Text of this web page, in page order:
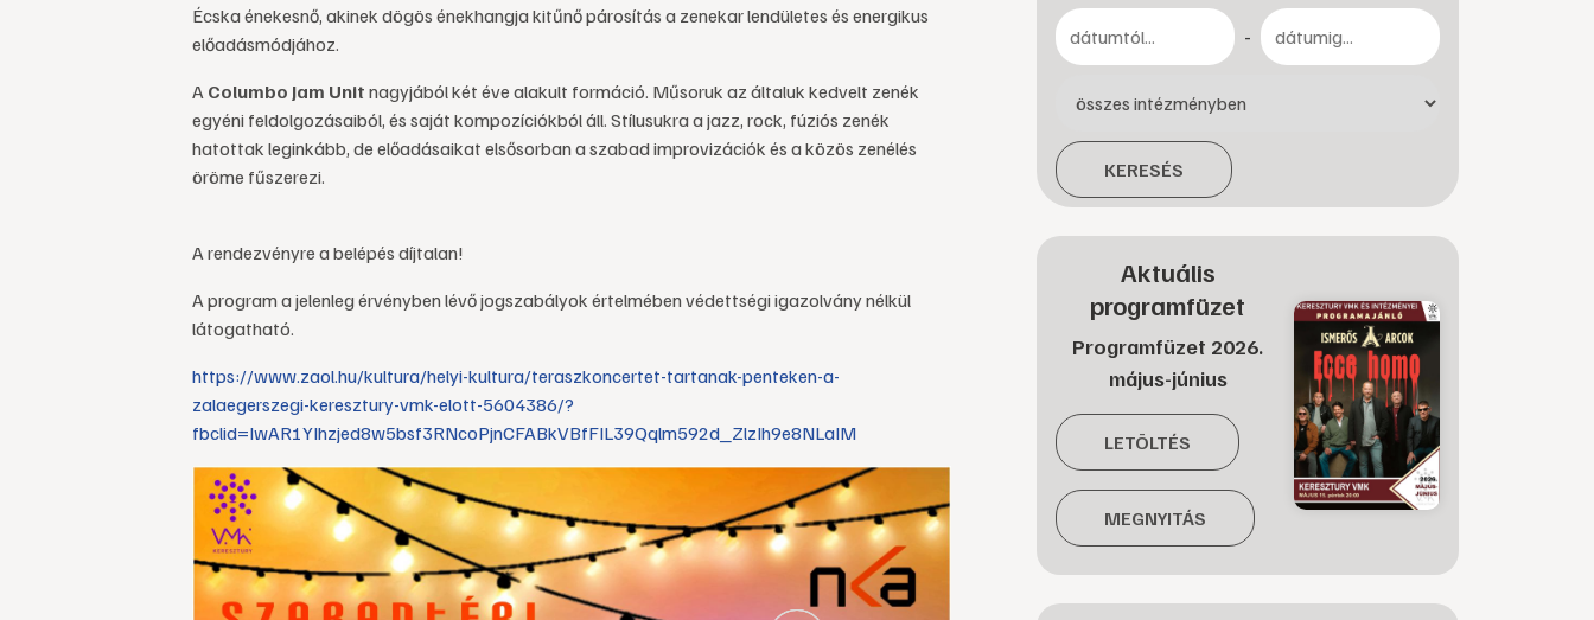
Écska énekesnő, akinek dögös énekhangja kitűnő párosítás a zenekar lendületes és energikus
előadásmódjához.
A Columbo Jam Unit nagyjából két éve alakult formáció. Műsoruk az általuk kedvelt zenék
egyéni feldolgozásaiból, és saját kompozíciókból áll. Stílusukra a jazz, rock, fúziós zenék
hatottak leginkább, de előadásaikat elsősorban a szabad improvizációk és a közös zenélés
öröme fűszerezi.
A rendezvényre a belépés díjtalan!
A program a jelenleg érvényben lévő jogszabályok értelmében védettségi igazolvány nélkül
látogatható.
https://www.zaol.hu/kultura/helyi-kultura/teraszkoncertet-tartanak-penteken-a-
zalaegerszegi-keresztury-vmk-elott-5604386/?
fbclid=IwAR1YIhzjed8w5bsf3RNcoPjnCFABkVBfFIL39Qqlm592d_ZlzIh9e8NLaIM
-
KERESÉS
Aktuális
programfüzet
Programfüzet 2026.
május-június
LETÖLTÉS
MEGNYITÁS